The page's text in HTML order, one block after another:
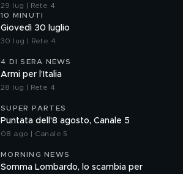
29 lug | Rete 4
10 MINUTI
Giovedì 30 luglio
30 lug | Rete 4
4 DI SERA NEWS
Armi per l'Italia
28 lug | Rete 4
SUPER PARTES
Puntata dell'8 agosto, Canale 5
08 ago | Canale 5
MORNING NEWS
Somma Lombardo, lo scambia per